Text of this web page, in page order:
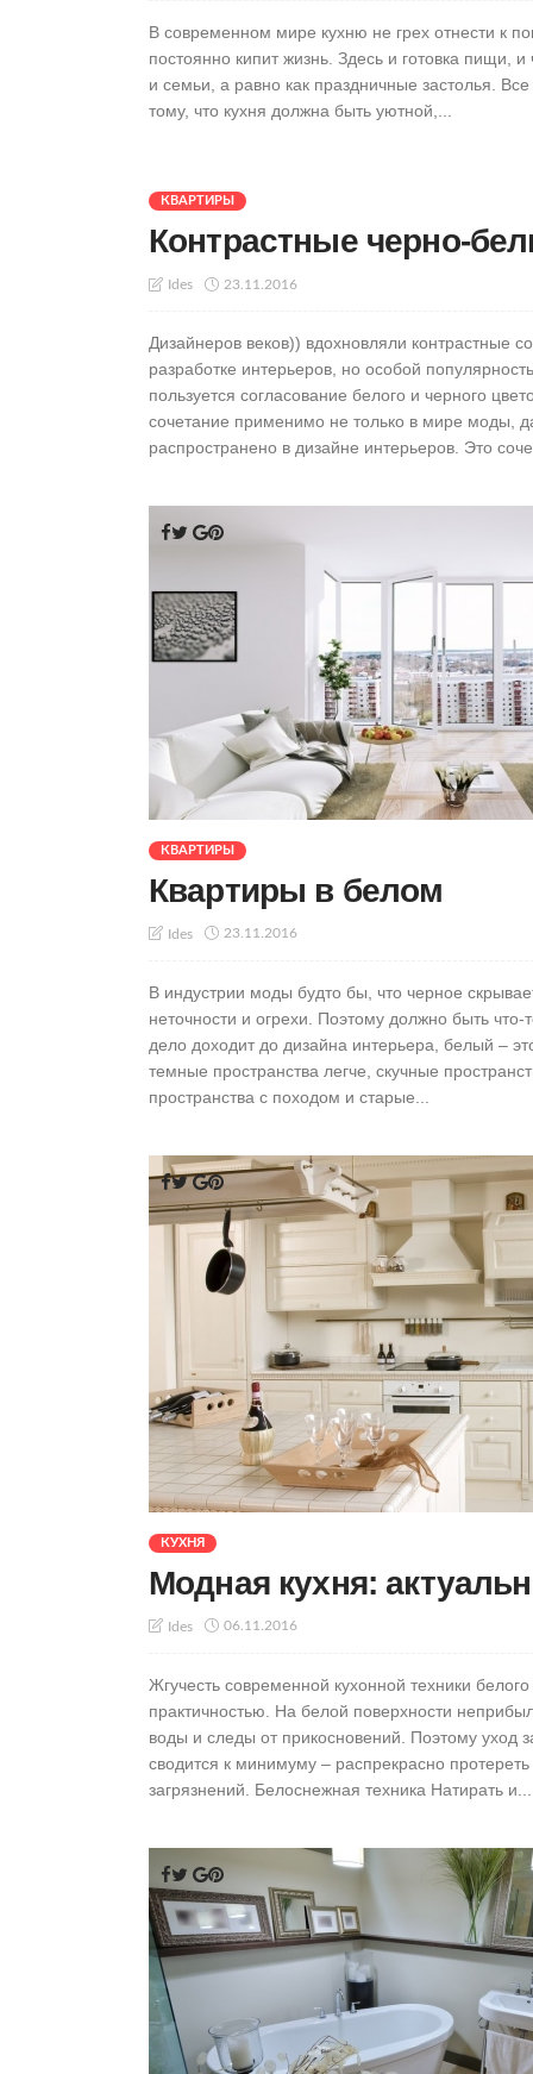
В современном мире кухню не грех отнести к
постоянно кипит жизнь. Здесь и готовка пищи, и
и семьи, а равно как праздничные застолья. Все
тому, что кухня должна быть уютной,...
КВАРТИРЫ
Контрастные черно-
Ides 23.11.2016
Дизайнеров веков)) вдохновляли контрастные
разработке интерьеров, но особой
пользуется согласование белого и черного
сочетание применимо не только в мире моды,
распространено в дизайне интерьеров. Это
КВАРТИРЫ
Квартиры в белом
Ides 23.11.2016
В индустрии моды будто бы, что черное
неточности и огрехи. Поэтому должно быть что-
дело доходит до дизайна интерьера, белый –
темные пространства легче, скучные
пространства с походом и старые...
КУХНЯ
Модная кухня:
Ides 06.11.2016
Жгучесть современной кухонной техники
практичностью. На белой поверхности
воды и следы от прикосновений. Поэтому уход
сводится к минимуму – распрекрасно
загрязнений. Белоснежная техника Натирать и...